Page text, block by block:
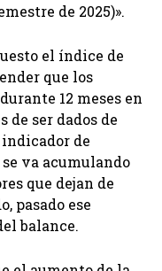
de 2025)».
el índice de
que los
12 meses en
de ser dados de
indicador de
va acumulando
que dejan de
pasado ese
balance.